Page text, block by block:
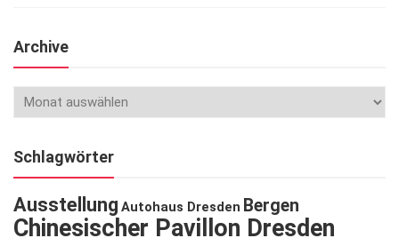
Archive
Schlagwörter
Ausstellung Autohaus Dresden Bergen
Chinesischer Pavillon Dresden